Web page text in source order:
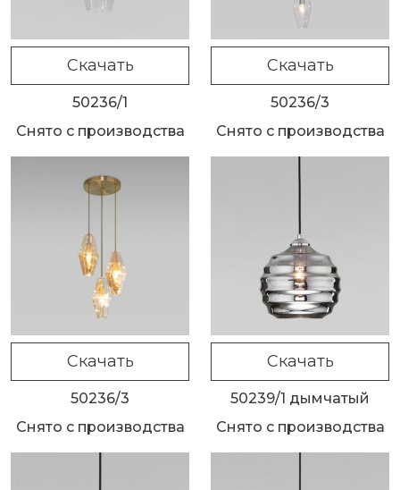
Скачать
50236/1
Снято с производства
Скачать
50236/3
Снято с производства
Скачать
50236/3
Снято с производства
Скачать
50239/1 дымчатый
Снято с производства